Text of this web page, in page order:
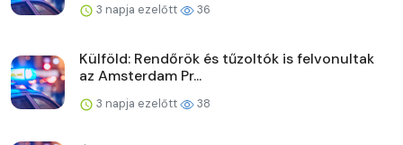
3 napja ezelőtt 36
Külföld: Rendőrök és tűzoltók is felvonultak
az Amsterdam Pr...
3 napja ezelőtt 38